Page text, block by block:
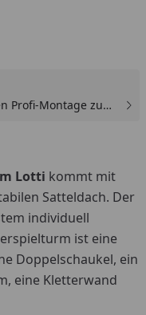
Profi-Montage zum
Lotti kommt mit
Satteldach. Der
individuell
ist eine
Doppelschaukel, ein
eine Kletterwand